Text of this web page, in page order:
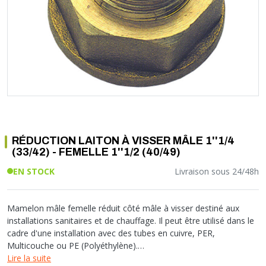
RACCORD PE (POLYÉTHYLÈNE)
RACCORD GALVA
RACCORD INOX
TUBE LAITON ET ECROU
TUYAU SOUPLE
ROBINET
FLEXIBLE
ETANCHÉITÉ RACCORDEMENT
FIXATION ET SUPPORT
RÉDUCTEUR DE PRESSION
COMPTEUR ET ACCESSOIRE
FILTRATION
Soupape différentielle
Température
Vase d'expansion
Vanne de Température
Vanne de zone
Vanne équilibrage
Vanne mélangeuse
SOLAIRE
CHAUDIÈRE
TUBAGE CHEMINÉE CHAUDIÈRE POÊLE
EQUIPEMENT INDUSTRIEL
COMMUNICATION
COLLIER ET FIXATION
CONNEXION
LAMPE ET TORCHE
PILES ET ACCUMULATEURS
BLOC DE SÉCURITÉ
SYSTÈMES DE SÉCURITÉ
VMC ET VENTILATION
TRAPPE CHATIÈRE ET HUBLOT
PLOMBERIE PER
VOTRE SOLUTION CHAUFFAGE
RÉDUCTION LAITON À VISSER MÂLE 1''1/4
(33/42) - FEMELLE 1''1/2 (40/49)
EN STOCK Livraison sous 24/48h
Mamelon mâle femelle réduit côté mâle à visser destiné aux
installations sanitaires et de chauffage. Il peut être utilisé dans le
cadre d'une installation avec des tubes en cuivre, PER,
Multicouche ou PE (Polyéthylène).
Lire la suite